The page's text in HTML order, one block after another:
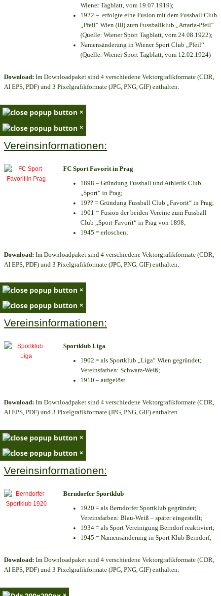
Wiener Tagblatt, vom 19.07.1919);
1922 – erfolgte eine Fusion mit dem Fussball Club
„Pfeil“ Wien (III) zum Fussballklub „Artaria-Pfeil“
(Quelle: Wiener Sport Tagblatt, vom 24.08.1922);
Namensänderung in Wiener Sport Club „Pfeil“
(Quelle: Wiener Sport Tagblatt, vom 12.02.1924)
Download: Im Downloadpaket sind 4 verschiedene Vektorgrafikformate (CDR,
AI EPS, PDF) und 3 Pixelgrafikformate (JPG, PNG, GIF) enthalten.
×
×
Vereinsinformationen:
FC Sport Favorit in Prag
1898 = Gründung Fussball und Athletik Club
„Sport“ in Prag;
19?? = Gründung Fussball Club „Favorit“ in Prag;
1901 = Fusion der beiden Vereine zum Fussball
Club „Sport-Favorit“ in Prag von 1898;
1945 = erloschen;
Download: Im Downloadpaket sind 4 verschiedene Vektorgrafikformate (CDR,
AI EPS, PDF) und 3 Pixelgrafikformate (JPG, PNG, GIF) enthalten.
×
×
Vereinsinformationen:
Sportklub Liga
1902 = als Sportklub „Liga“ Wien gegründet;
Vereinsfarben: Schwarz-Weiß;
1910 = aufgelöst
Download: Im Downloadpaket sind 4 verschiedene Vektorgrafikformate (CDR,
AI EPS, PDF) und 3 Pixelgrafikformate (JPG, PNG, GIF) enthalten.
×
×
Vereinsinformationen:
Berndorfer Sportklub
1920 = als Berndorfer Sportklub gegründet;
Vereinsfarben: Blau-Weiß – später eingestellt;
1934 = als Sport Vereinigung Berndorf reaktiviert;
1945 = Namensänderung in Sport Klub Berndorf;
Download: Im Downloadpaket sind 4 verschiedene Vektorgrafikformate (CDR,
AI EPS, PDF) und 3 Pixelgrafikformate (JPG, PNG, GIF) enthalten.